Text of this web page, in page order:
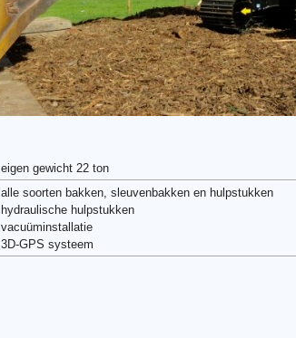
eigen gewicht 22 ton
alle soorten bakken, sleuvenbakken en hulpstukken
hydraulische hulpstukken
vacuüminstallatie
3D-GPS systeem